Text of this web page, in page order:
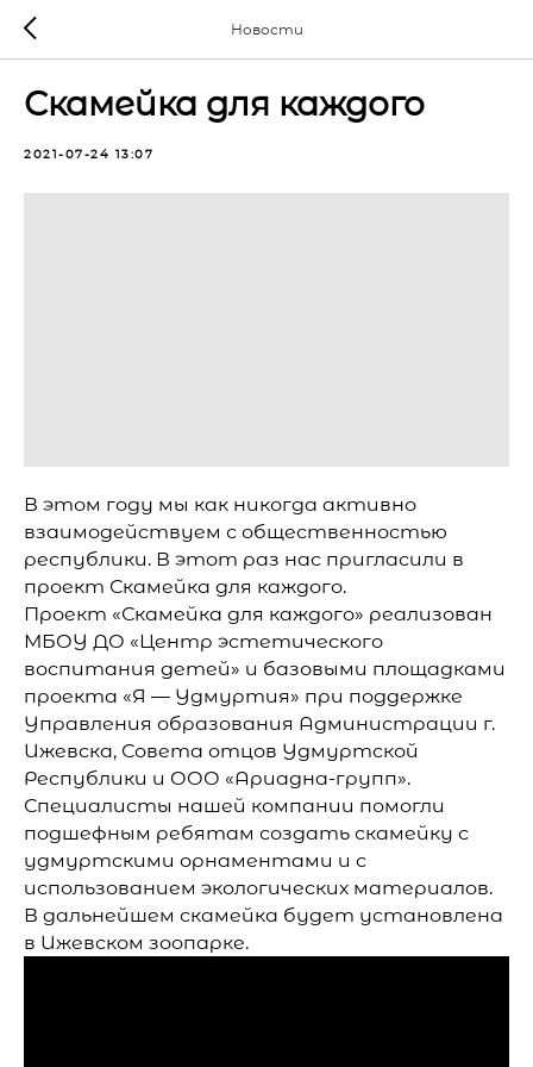
Новости
Скамейка для каждого
2021-07-24 13:07
В этом году мы как никогда активно
взаимодействуем с общественностью
республики. В этот раз нас пригласили в
проект Скамейка для каждого.
Проект «Скамейка для каждого» реализован
МБОУ ДО «Центр эстетического
воспитания детей» и базовыми площадками
проекта «Я — Удмуртия» при поддержке
Управления образования Администрации г.
Ижевска, Совета отцов Удмуртской
Республики и ООО «Ариадна-групп».
Специалисты нашей компании помогли
подшефным ребятам создать скамейку с
удмуртскими орнаментами и с
использованием экологических материалов.
В дальнейшем скамейка будет установлена
в Ижевском зоопарке.